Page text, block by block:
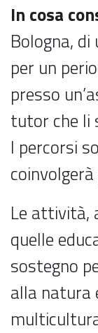
In cosa
Bologna,
per un
presso
tutor che li
I percorsi
Le attività,
quelle
sostegno
alla natura